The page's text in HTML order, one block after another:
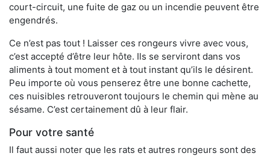
court-circuit, une fuite de gaz ou un incendie peuvent être
engendrés.
Ce n’est pas tout ! Laisser ces rongeurs vivre avec vous,
c’est accepté d’être leur hôte. Ils se serviront dans vos
aliments à tout moment et à tout instant qu’ils le désirent.
Peu importe où vous penserez être une bonne cachette,
ces nuisibles retrouveront toujours le chemin qui mène au
sésame. C’est certainement dû à leur flair.
Pour votre santé
Il faut aussi noter que les rats et autres rongeurs sont des